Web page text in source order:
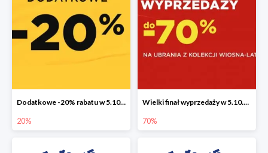
Dodatkowe -20% rabatu w 5.10.15
20%
Wielki finał wyprzedaży w 5.10.15 do -70%
70%